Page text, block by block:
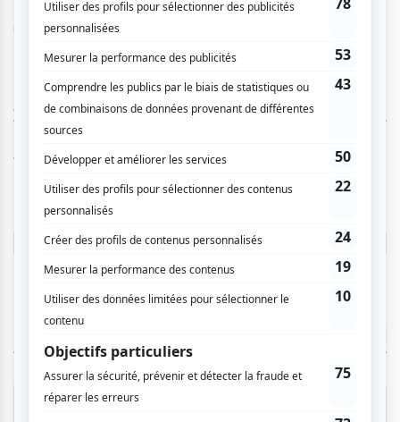
N’VOZ a enregistré son premier CD, Al Natural, en
novembre 2008.
AUCUN COMMENTAIRE
Vous devez être connecté pour
donner un avis.
Connectez-vous ici.
TOUTES LES OFFRES